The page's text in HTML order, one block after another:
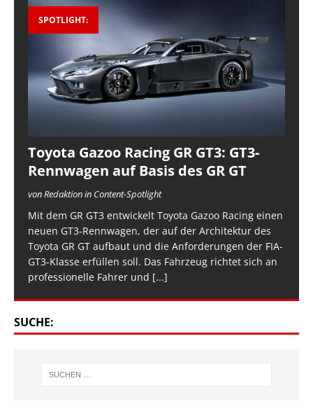
SPOTLIGHT:
Toyota Gazoo Racing GR GT3: GT3-
Rennwagen auf Basis des GR GT
von Redaktion in Content-Spotlight
Mit dem GR GT3 entwickelt Toyota Gazoo Racing einen
neuen GT3-Rennwagen, der auf der Architektur des
Toyota GR GT aufbaut und die Anforderungen der FIA-
GT3-Klasse erfüllen soll. Das Fahrzeug richtet sich an
professionelle Fahrer und [...]
SUCHE: